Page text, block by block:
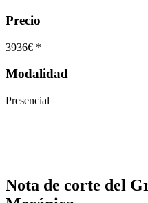
Precio
3936€ *
Modalidad
Presencial
Nota de corte del